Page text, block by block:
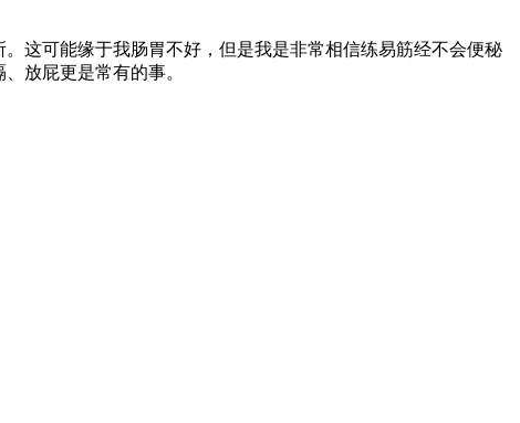
这可能缘于我肠胃不好，但是我是非常相信练易筋经不会便秘
放屁更是常有的事。